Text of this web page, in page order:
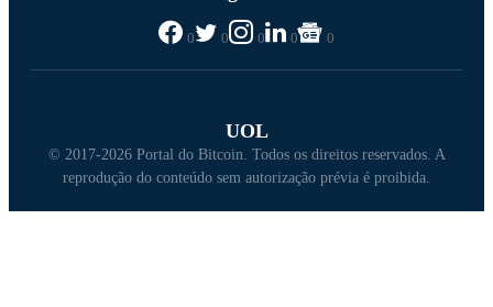
0 0 0 0 0
UOL
© 2017-2026 Portal do Bitcoin. Todos os direitos reservados. A
reprodução do conteúdo sem autorização prévia é proibida.